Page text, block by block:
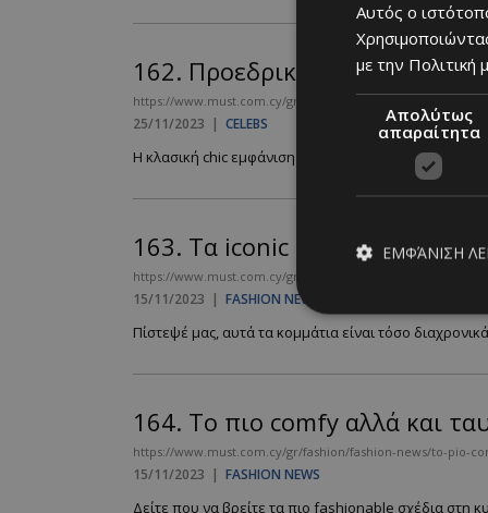
162. Προεδρικό ζευγάρι:
https://www.must.com.cy/gr/people/celebs/proedriko-
25/11/2023 | CELEBS
Η κλασική chic εμφάνιση του Προέδρου και της
163. Tα iconic πανωφόρια που
https://www.must.com.cy/gr/fashion/fashion-news/ta-
15/11/2023 | FASHION NEWS
Πίστεψέ μας, αυτά τα κομμάτια είναι τόσο
164. Τo πιο comfy αλλά και
https://www.must.com.cy/gr/fashion/fashion-news/to-pio-
15/11/2023 | FASHION NEWS
Δείτε που να βρείτε τα πιο fashionable σχέδια στη
Αυτός ο
με την Πολιτική
Απολύτως
απαραίτητα
ΕΜΦΆΝΙΣΗ
διαχείριση
Ονοματεπώνυμο
PinToTopCookie